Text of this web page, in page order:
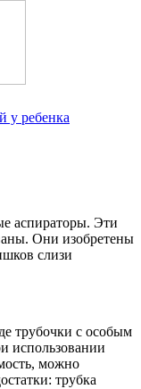
у ребенка
аспираторы. Эти
Они изобретены
слизи
трубочки с особым
использовании
можно
трубка